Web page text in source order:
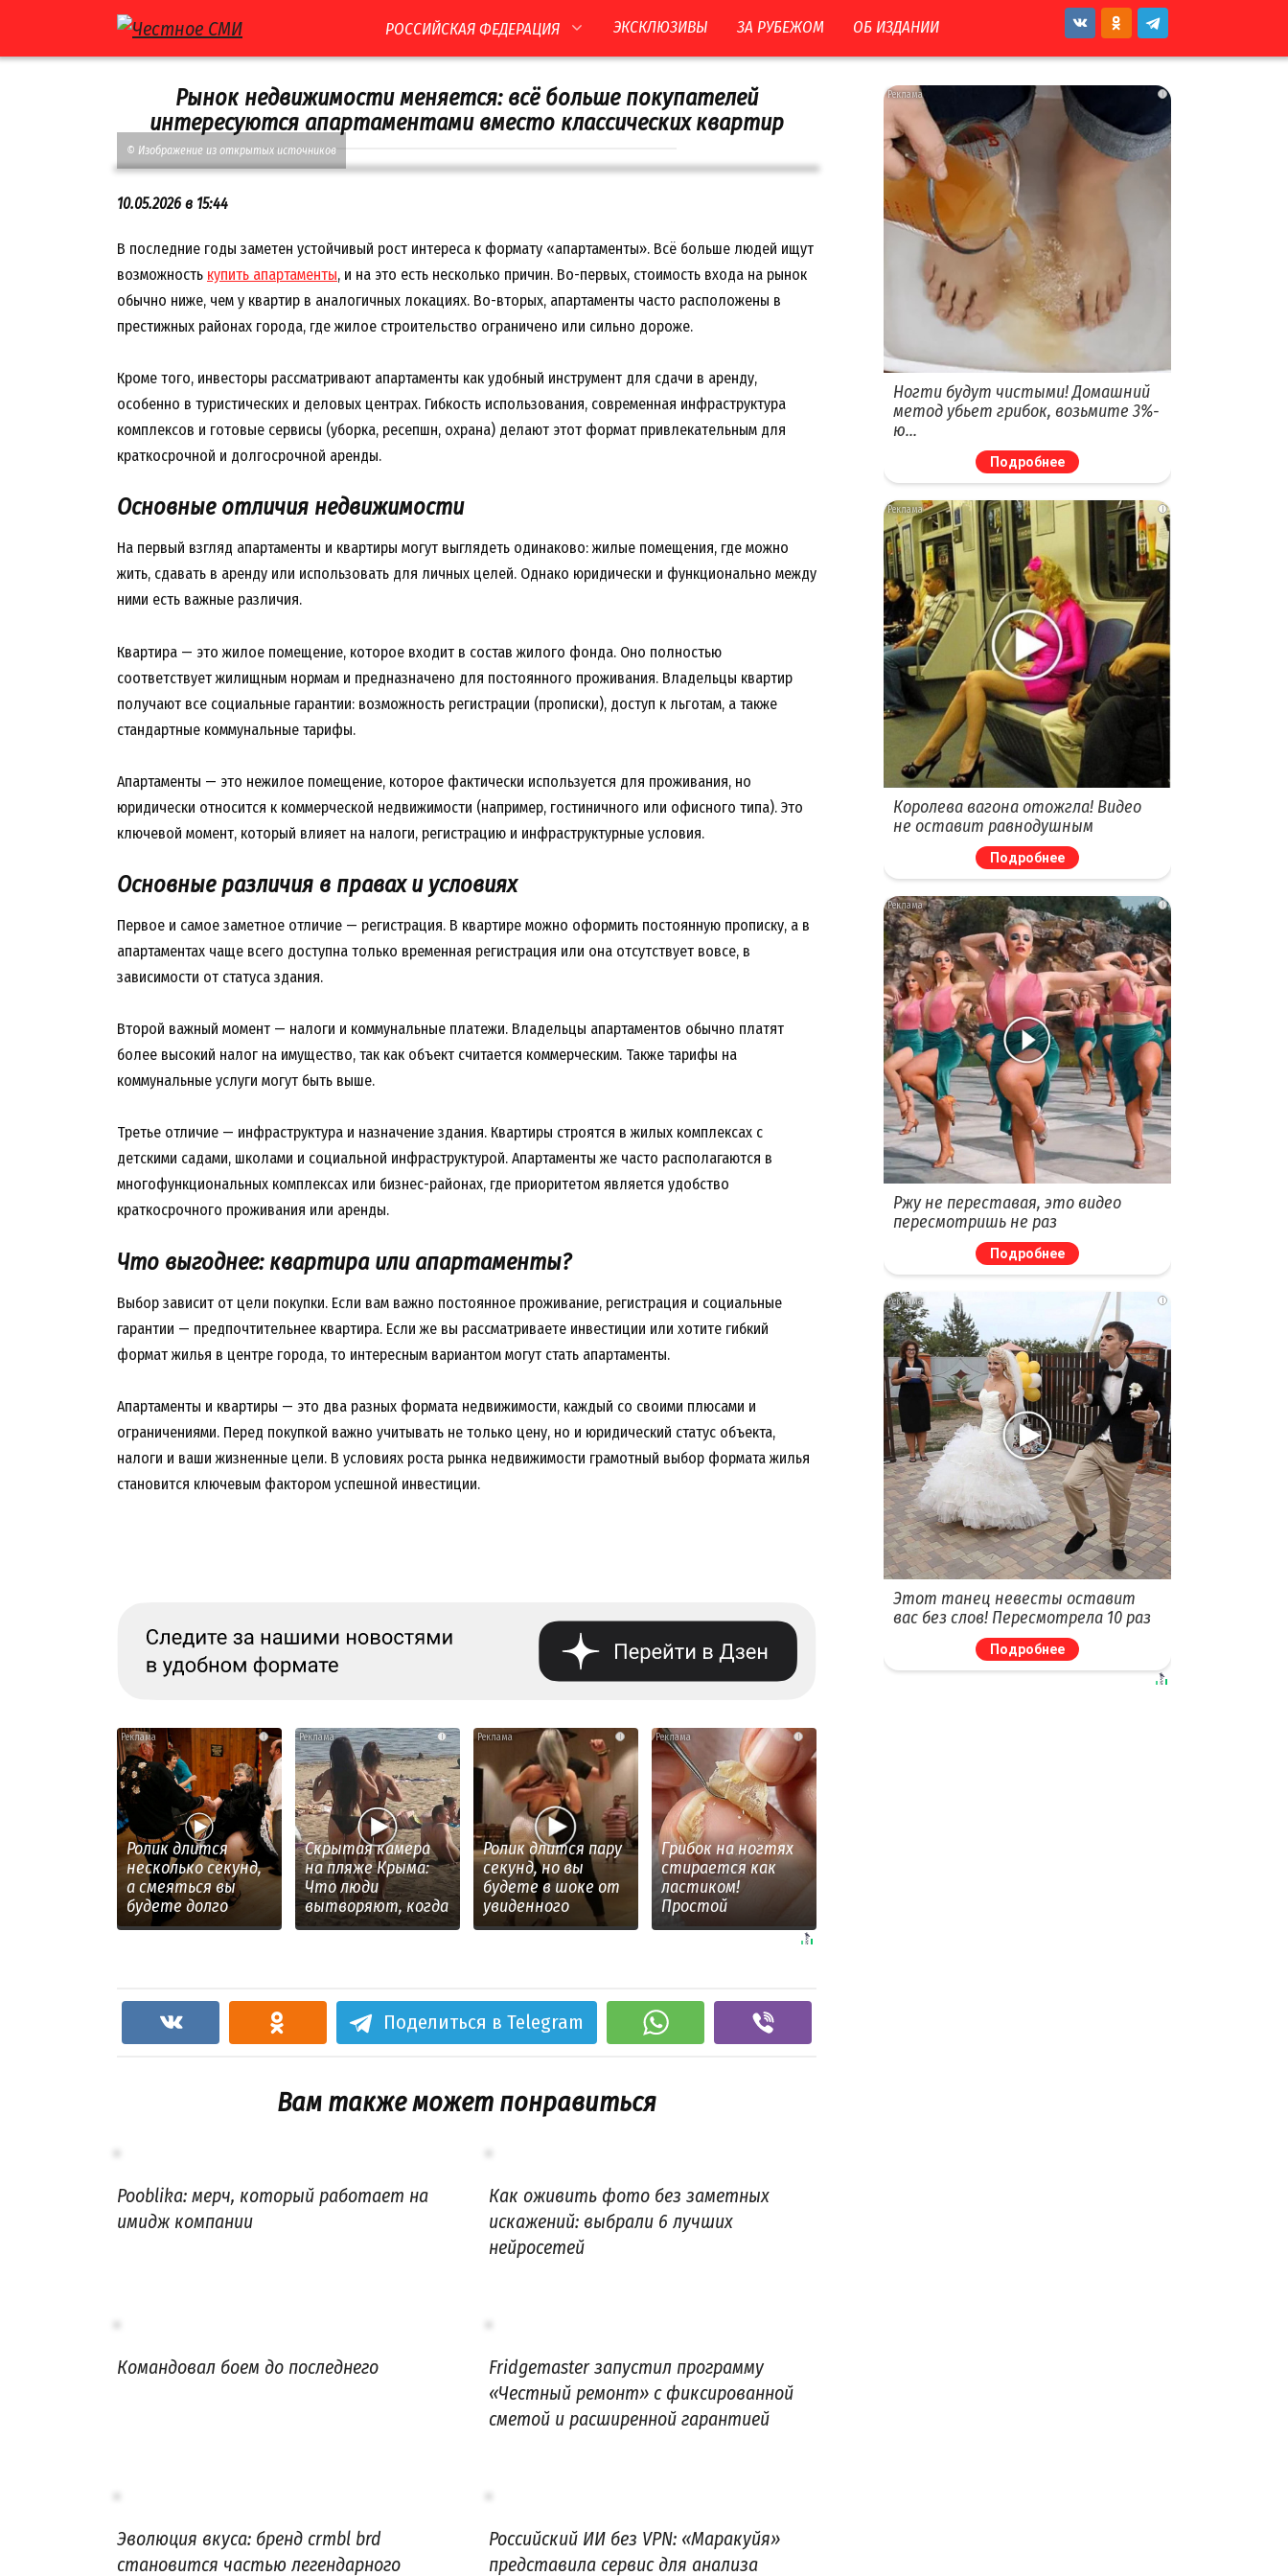
контенту
РОССИЙСКАЯ ФЕДЕРАЦИЯ ЭКСКЛЮЗИВЫ ЗА РУБЕЖОМ ОБ ИЗДАНИИ
Рынок недвижимости меняется: всё больше покупателей
интересуются апартаментами вместо классических квартир
© Изображение из открытых источников
10.05.2026 в 15:44
В последние годы заметен устойчивый рост интереса к формату «апартаменты». Всё больше людей ищут
возможность купить апартаменты, и на это есть несколько причин. Во-первых, стоимость входа на рынок
обычно ниже, чем у квартир в аналогичных локациях. Во-вторых, апартаменты часто расположены в
престижных районах города, где жилое строительство ограничено или сильно дороже.
Кроме того, инвесторы рассматривают апартаменты как удобный инструмент для сдачи в аренду,
особенно в туристических и деловых центрах. Гибкость использования, современная инфраструктура
комплексов и готовые сервисы (уборка, ресепшн, охрана) делают этот формат привлекательным для
краткосрочной и долгосрочной аренды.
Основные отличия недвижимости
На первый взгляд апартаменты и квартиры могут выглядеть одинаково: жилые помещения, где можно
жить, сдавать в аренду или использовать для личных целей. Однако юридически и функционально между
ними есть важные различия.
Квартира — это жилое помещение, которое входит в состав жилого фонда. Оно полностью
соответствует жилищным нормам и предназначено для постоянного проживания. Владельцы квартир
получают все социальные гарантии: возможность регистрации (прописки), доступ к льготам, а также
стандартные коммунальные тарифы.
Апартаменты — это нежилое помещение, которое фактически используется для проживания, но
юридически относится к коммерческой недвижимости (например, гостиничного или офисного типа). Это
ключевой момент, который влияет на налоги, регистрацию и инфраструктурные условия.
Основные различия в правах и условиях
Первое и самое заметное отличие — регистрация. В квартире можно оформить постоянную прописку, а в
апартаментах чаще всего доступна только временная регистрация или она отсутствует вовсе, в
зависимости от статуса здания.
Второй важный момент — налоги и коммунальные платежи. Владельцы апартаментов обычно платят
более высокий налог на имущество, так как объект считается коммерческим. Также тарифы на
коммунальные услуги могут быть выше.
Третье отличие — инфраструктура и назначение здания. Квартиры строятся в жилых комплексах с
детскими садами, школами и социальной инфраструктурой. Апартаменты же часто располагаются в
многофункциональных комплексах или бизнес-районах, где приоритетом является удобство
краткосрочного проживания или аренды.
Что выгоднее: квартира или апартаменты?
Выбор зависит от цели покупки. Если вам важно постоянное проживание, регистрация и социальные
гарантии — предпочтительнее квартира. Если же вы рассматриваете инвестиции или хотите гибкий
формат жилья в центре города, то интересным вариантом могут стать апартаменты.
Апартаменты и квартиры — это два разных формата недвижимости, каждый со своими плюсами и
ограничениями. Перед покупкой важно учитывать не только цену, но и юридический статус объекта,
налоги и ваши жизненные цели. В условиях роста рынка недвижимости грамотный выбор формата жилья
становится ключевым фактором успешной инвестиции.
i
Ролик длится
несколько секунд,
а смеяться вы
будете долго
i
Скрытая камера
на пляже Крыма:
Что люди
вытворяют, когда
их не видят...
i
Ролик длится пару
секунд, но вы
будете в шоке от
увиденного
i
Грибок на ногтях
стирается как
ластиком!
Простой
домашний метод
Поделиться в Telegram
Вам также может понравиться
Pooblika: мерч, который работает на
имидж компании
Как оживить фото без заметных
искажений: выбрали 6 лучших
нейросетей
Командовал боем до последнего
Fridgemaster запустил программу
«Честный ремонт» с фиксированной
сметой и расширенной гарантией
Эволюция вкуса: бренд crmbl brd
становится частью легендарного
Российский ИИ без VPN: «Маракуйя»
представила сервис для анализа
i
Ногти будут чистыми! Домашний
метод убьет грибок, возьмите 3%-
ю…
Подробнее
i
Королева вагона отожгла! Видео
не оставит равнодушным
Подробнее
i
Ржу не переставая, это видео
пересмотришь не раз
Подробнее
i
Этот танец невесты оставит
вас без слов! Пересмотрела 10 раз
Подробнее